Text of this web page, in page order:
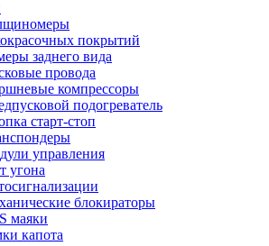
покрытий
заднего вида
провода
компрессоры
подогреватель
старт-стоп
управления
угона
блoкираторы
маяки
капота